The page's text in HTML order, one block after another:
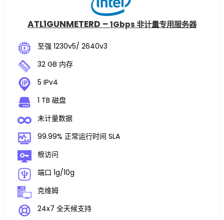
ATL1GUNMETERD – 1Gbps 非计量专用服务器
至强 1230v5/ 2640v3
32 GB 内存
5 IPv4
1 TB 磁盘
未计量数据
99.99% 正常运行时间 SLA
根访问
端口 1g/10g
克维姆
24x7 全天候支持